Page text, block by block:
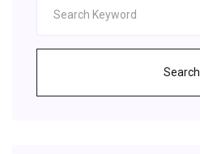
Search